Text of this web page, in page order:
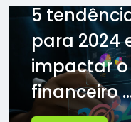
5
para 2024
impactar
financeiro